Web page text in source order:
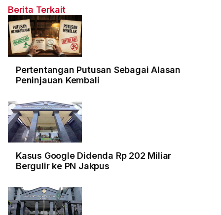
Berita Terkait
Pertentangan Putusan Sebagai Alasan
Peninjauan Kembali
Kasus Google Didenda Rp 202 Miliar
Bergulir ke PN Jakpus